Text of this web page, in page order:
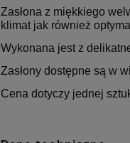
Zasłona z miękkiego
klimat jak również
Wykonana jest z
Zasłony dostępne są w
Cena dotyczy jednej